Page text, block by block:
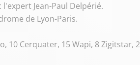
Jean-Paul Delpérié.
de Lyon-Paris.
10 Cerquater, 15 Wapi, 8 Zigitstar,